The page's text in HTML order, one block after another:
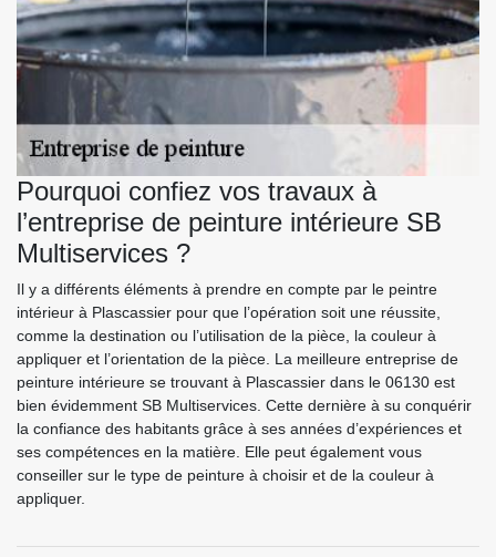
Pourquoi confiez vos travaux à
l’entreprise de peinture intérieure SB
Multiservices ?
Il y a différents éléments à prendre en compte par le peintre
intérieur à Plascassier pour que l’opération soit une réussite,
comme la destination ou l’utilisation de la pièce, la couleur à
appliquer et l’orientation de la pièce. La meilleure entreprise de
peinture intérieure se trouvant à Plascassier dans le 06130 est
bien évidemment SB Multiservices. Cette dernière à su conquérir
la confiance des habitants grâce à ses années d’expériences et
ses compétences en la matière. Elle peut également vous
conseiller sur le type de peinture à choisir et de la couleur à
appliquer.